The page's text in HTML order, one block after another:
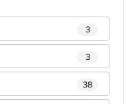
3
3
38